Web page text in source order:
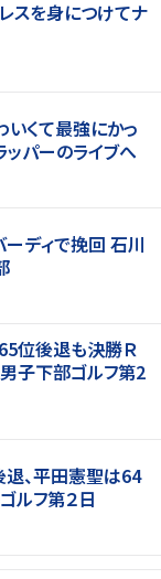
スを身につけてナ
いくて最強にかっ
パーのライブへ
ディで挽回 石川
位後退も決勝Ｒ
子下部ゴルフ第2
、平田憲聖は64
ルフ第２日